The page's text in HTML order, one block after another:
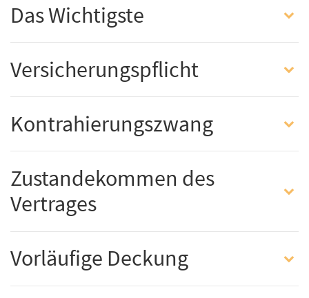
Das Wichtigste
Versicherungspflicht
Kontrahierungszwang
Zustandekommen des
Vertrages
Vorläufige Deckung